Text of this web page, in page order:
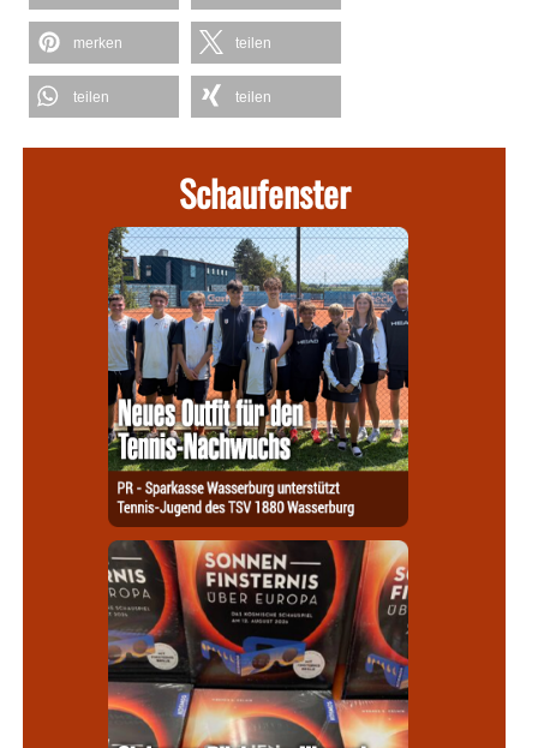
merken teilen
teilen teilen
Schaufenster